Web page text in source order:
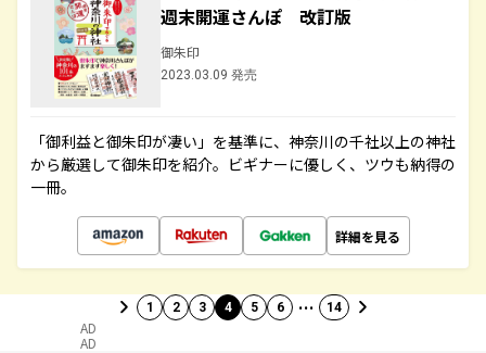
週末開運さんぽ 改訂版
御朱印
2023.03.09 発売
「御利益と御朱印が凄い」を基準に、神奈川の千社以上の神社
から厳選して御朱印を紹介。ビギナーに優しく、ツウも納得の
一冊。
詳細を見る
1 2 3 4 5 6 … 14
AD
AD